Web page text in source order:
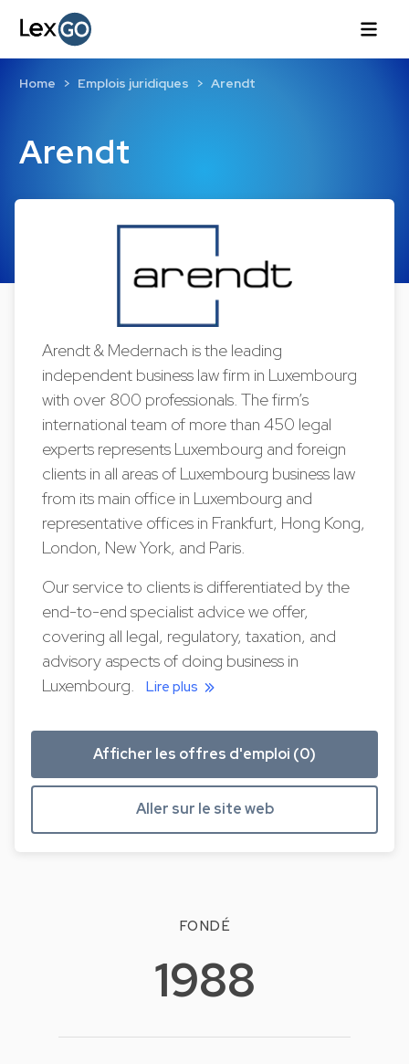
Arendt
Home Emplois juridiques Arendt
Arendt & Medernach is the leading
independent business law firm in Luxembourg
with over 800 professionals. The firm’s
international team of more than 450 legal
experts represents Luxembourg and foreign
clients in all areas of Luxembourg business law
from its main office in Luxembourg and
representative offices in Frankfurt, Hong Kong,
London, New York, and Paris.
Our service to clients is differentiated by the
end-to-end specialist advice we offer,
covering all legal, regulatory, taxation, and
advisory aspects of doing business in
Luxembourg.Lire plus
Afficher les offres d'emploi (0)
Aller sur le site web
FONDÉ
1988